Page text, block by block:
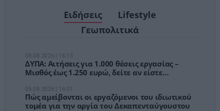
Ειδήσεις
Lifestyle
Γεωπολιτικά
ΔΥΠΑ: Αιτήσεις για 1.000 θέσεις εργασίας –
Μισθός έως 1.250 ευρώ, δείτε αν είστε
Πώς αμείβονται οι εργαζόμενοι του ιδιωτικού
τομέα για την αργία του Δεκαπενταύγουστου